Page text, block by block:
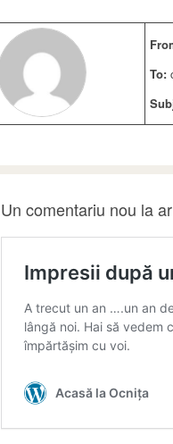
To:
Un comentariu nou la